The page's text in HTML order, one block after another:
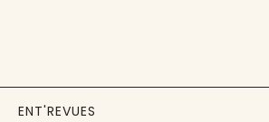
ENT'REVUES